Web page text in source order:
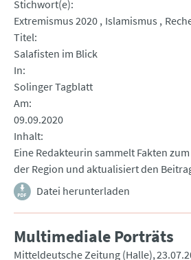
Stichwort(e)
Extremismus 2020 Islamismus
Titel
Salafisten im Blick
In
Solinger Tagblatt
Am
09.09.2020
Inhalt
Eine Redakteurin sammelt Fakten
der Region und aktualisiert den
Datei herunterladen
Multimediale Porträts
Mitteldeutsche Zeitung (Halle)